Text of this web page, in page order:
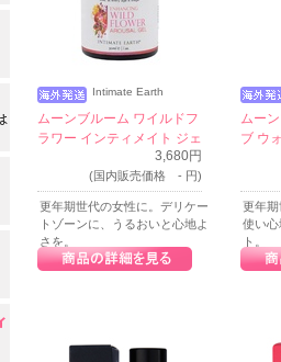
Intimate Earth
ムーンブルーム ワイルドフ
ラワー インティメイト ジェ
3,680円
(国内販売価格 - 円)
更年期世代の女性に。デリケー
トゾーンに、うるおいと心地よ
さを。
ムー
ブ ウ
更年
使い
ト。